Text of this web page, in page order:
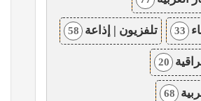
33 تلفزيون | إذاعة 58
20
68